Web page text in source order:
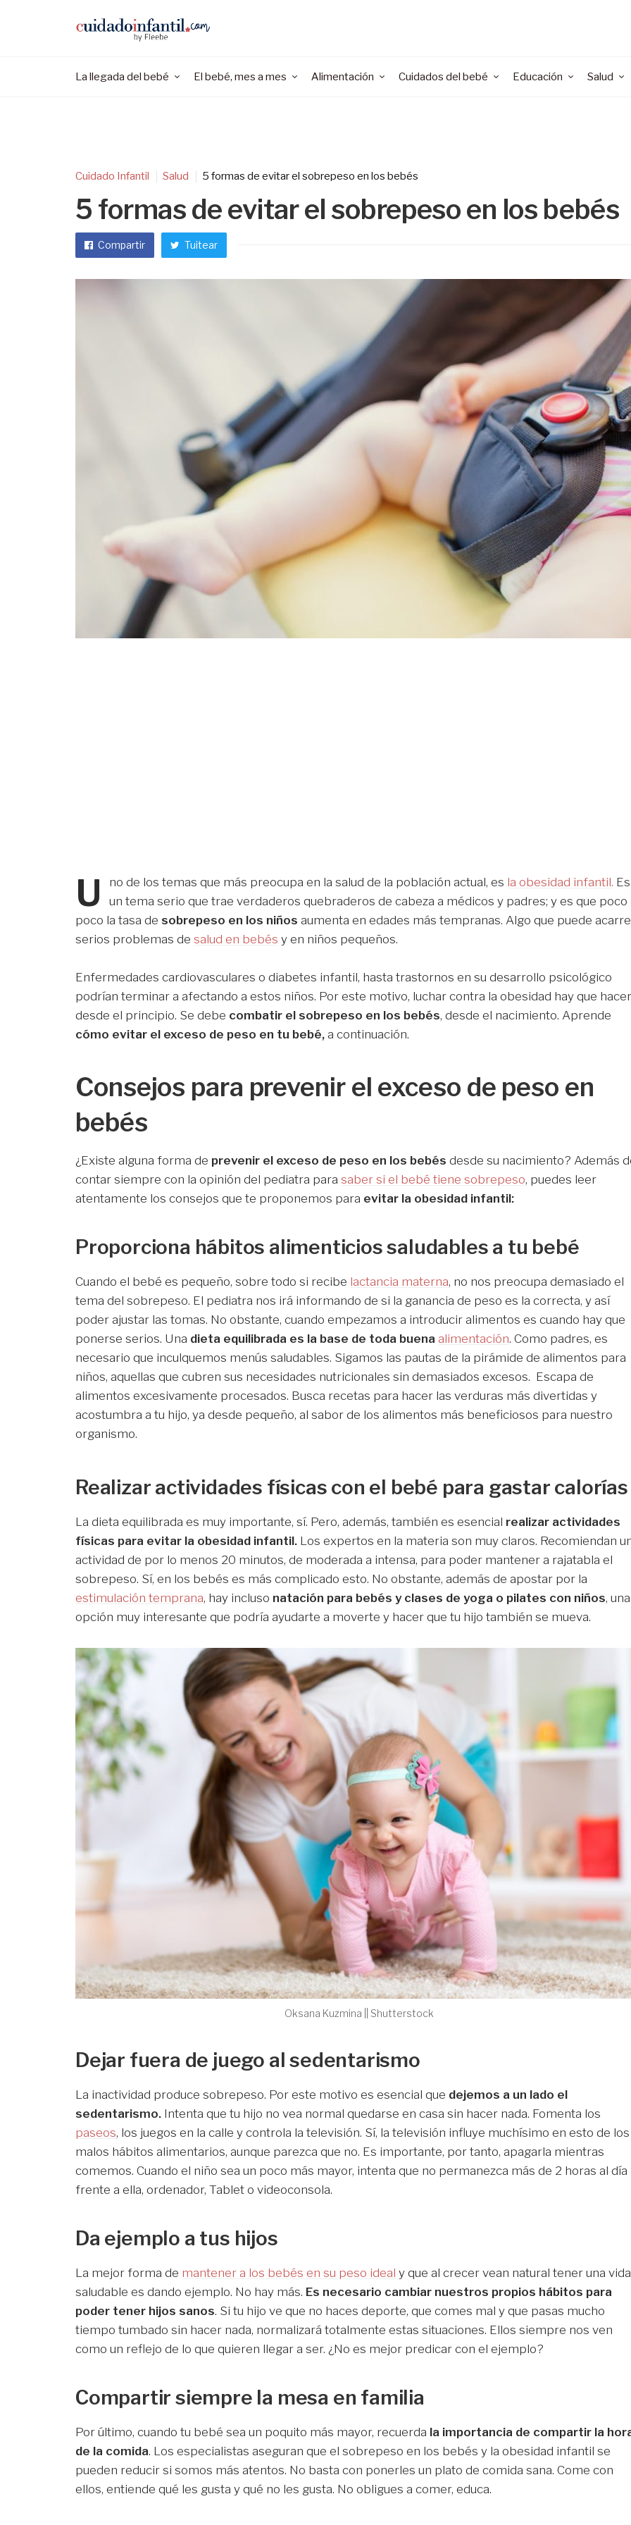
La llegada del bebé El bebé, mes a mes Alimentación Cuidados del bebé Educación Salud
Cuidado Infantil Salud 5 formas de evitar el sobrepeso en los bebés
5 formas de evitar el sobrepeso en los bebés
Compartir Tuitear
U no de los temas que más preocupa en la salud de la población actual, es la obesidad infantil. Es
un tema serio que trae verdaderos quebraderos de cabeza a médicos y padres; y es que poco
poco la tasa de sobrepeso en los niños aumenta en edades más tempranas. Algo que puede
serios problemas de salud en bebés y en niños pequeños.
Enfermedades cardiovasculares o diabetes infantil, hasta trastornos en su desarrollo psicológico
podrían terminar a afectando a estos niños. Por este motivo, luchar contra la obesidad hay que
desde el principio. Se debe combatir el sobrepeso en los bebés, desde el nacimiento. Aprende
cómo evitar el exceso de peso en tu bebé, a continuación.
Consejos para prevenir el exceso de peso en
bebés
¿Existe alguna forma de prevenir el exceso de peso en los bebés desde su nacimiento? Además
contar siempre con la opinión del pediatra para saber si el bebé tiene sobrepeso, puedes leer
atentamente los consejos que te proponemos para evitar la obesidad infantil:
Proporciona hábitos alimenticios saludables a tu bebé
Cuando el bebé es pequeño, sobre todo si recibe lactancia materna, no nos preocupa demasiado el
tema del sobrepeso. El pediatra nos irá informando de si la ganancia de peso es la correcta, y así
poder ajustar las tomas. No obstante, cuando empezamos a introducir alimentos es cuando hay que
ponerse serios. Una dieta equilibrada es la base de toda buena alimentación. Como padres, es
necesario que inculquemos menús saludables. Sigamos las pautas de la pirámide de alimentos para
niños, aquellas que cubren sus necesidades nutricionales sin demasiados excesos. Escapa de
alimentos excesivamente procesados. Busca recetas para hacer las verduras más divertidas y
acostumbra a tu hijo, ya desde pequeño, al sabor de los alimentos más beneficiosos para nuestro
organismo.
Realizar actividades físicas con el bebé para gastar calorías
La dieta equilibrada es muy importante, sí. Pero, además, también es esencial realizar actividades
físicas para evitar la obesidad infantil. Los expertos en la materia son muy claros. Recomiendan
actividad de por lo menos 20 minutos, de moderada a intensa, para poder mantener a rajatabla el
sobrepeso. Sí, en los bebés es más complicado esto. No obstante, además de apostar por la
estimulación temprana, hay incluso natación para bebés y clases de yoga o pilates con niños, una
opción muy interesante que podría ayudarte a moverte y hacer que tu hijo también se mueva.
Oksana Kuzmina || Shutterstock
Dejar fuera de juego al sedentarismo
La inactividad produce sobrepeso. Por este motivo es esencial que dejemos a un lado el
sedentarismo. Intenta que tu hijo no vea normal quedarse en casa sin hacer nada. Fomenta los
paseos, los juegos en la calle y controla la televisión. Sí, la televisión influye muchísimo en esto de los
malos hábitos alimentarios, aunque parezca que no. Es importante, por tanto, apagarla mientras
comemos. Cuando el niño sea un poco más mayor, intenta que no permanezca más de 2 horas al día
frente a ella, ordenador, Tablet o videoconsola.
Da ejemplo a tus hijos
La mejor forma de mantener a los bebés en su peso ideal y que al crecer vean natural tener una vida
saludable es dando ejemplo. No hay más. Es necesario cambiar nuestros propios hábitos para
poder tener hijos sanos. Si tu hijo ve que no haces deporte, que comes mal y que pasas mucho
tiempo tumbado sin hacer nada, normalizará totalmente estas situaciones. Ellos siempre nos ven
como un reflejo de lo que quieren llegar a ser. ¿No es mejor predicar con el ejemplo?
Compartir siempre la mesa en familia
Por último, cuando tu bebé sea un poquito más mayor, recuerda la importancia de compartir la
de la comida. Los especialistas aseguran que el sobrepeso en los bebés y la obesidad infantil se
pueden reducir si somos más atentos. No basta con ponerles un plato de comida sana. Come con
ellos, entiende qué les gusta y qué no les gusta. No obligues a comer, educa.